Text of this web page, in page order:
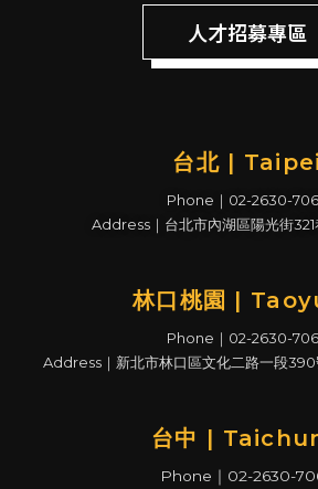
人才招募專區
台北 | Taipei
Phone｜02-2630-
Address｜台北市內湖區陽光街
林口桃園 |
Phone｜02-2630-
Address｜新北市林口區文化二路一段390
台中 |
Phone｜02-2630-